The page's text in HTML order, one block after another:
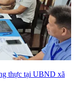
thực tại UBND xã